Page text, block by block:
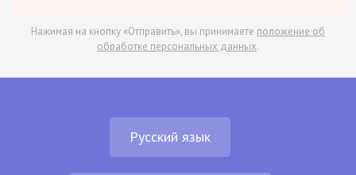
Нажимая на кнопку «Отправить», вы принимаете положение об
обработке персональных данных.
Русский язык